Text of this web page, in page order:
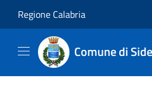
Regione Calabria
Comune di